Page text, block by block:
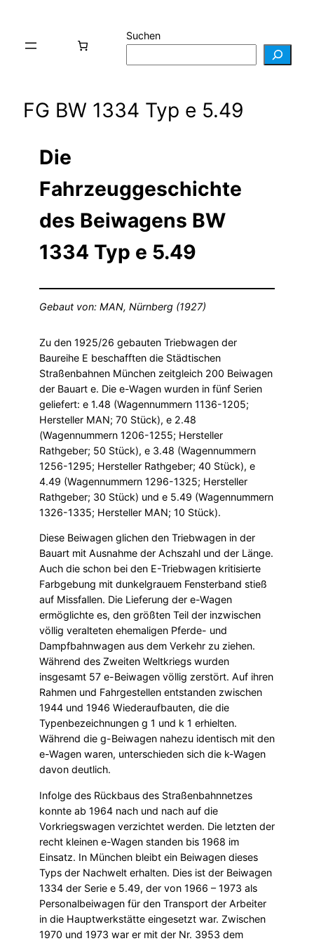
Suchen
FG BW 1334 Typ e 5.49
Die
Fahrzeuggeschichte
des Beiwagens BW
1334 Typ e 5.49
Gebaut von: MAN, Nürnberg (1927)
Zu den 1925/26 gebauten Triebwagen der
Baureihe E beschafften die Städtischen
Straßenbahnen München zeitgleich 200 Beiwagen
der Bauart e. Die e-Wagen wurden in fünf Serien
geliefert: e 1.48 (Wagennummern 1136-1205;
Hersteller MAN; 70 Stück), e 2.48
(Wagennummern 1206-1255; Hersteller
Rathgeber; 50 Stück), e 3.48 (Wagennummern
1256-1295; Hersteller Rathgeber; 40 Stück), e
4.49 (Wagennummern 1296-1325; Hersteller
Rathgeber; 30 Stück) und e 5.49 (Wagennummern
1326-1335; Hersteller MAN; 10 Stück).
Diese Beiwagen glichen den Triebwagen in der
Bauart mit Ausnahme der Achszahl und der Länge.
Auch die schon bei den E-Triebwagen kritisierte
Farbgebung mit dunkelgrauem Fensterband stieß
auf Missfallen. Die Lieferung der e-Wagen
ermöglichte es, den größten Teil der inzwischen
völlig veralteten ehemaligen Pferde- und
Dampfbahnwagen aus dem Verkehr zu ziehen.
Während des Zweiten Weltkriegs wurden
insgesamt 57 e-Beiwagen völlig zerstört. Auf ihren
Rahmen und Fahrgestellen entstanden zwischen
1944 und 1946 Wiederaufbauten, die die
Typenbezeichnungen g 1 und k 1 erhielten.
Während die g-Beiwagen nahezu identisch mit den
e-Wagen waren, unterschieden sich die k-Wagen
davon deutlich.
Infolge des Rückbaus des Straßenbahnnetzes
konnte ab 1964 nach und nach auf die
Vorkriegswagen verzichtet werden. Die letzten der
recht kleinen e-Wagen standen bis 1968 im
Einsatz. In München bleibt ein Beiwagen dieses
Typs der Nachwelt erhalten. Dies ist der Beiwagen
1334 der Serie e 5.49, der von 1966 – 1973 als
Personalbeiwagen für den Transport der Arbeiter
in die Hauptwerkstätte eingesetzt war. Zwischen
1970 und 1973 war er mit der Nr. 3953 dem